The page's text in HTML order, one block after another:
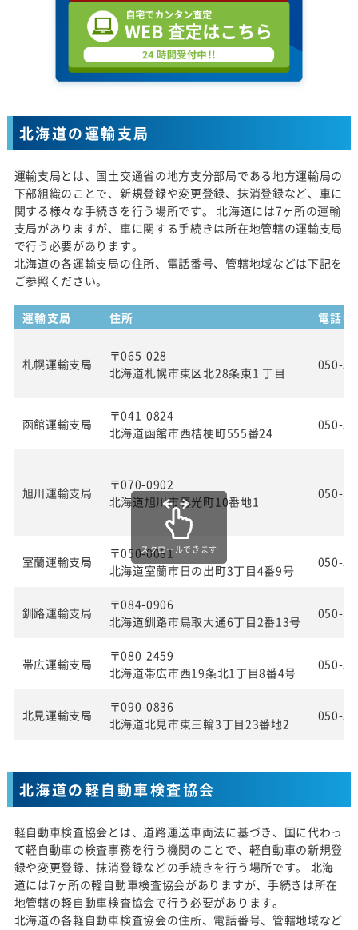
北海道の運輸支局
運輸支局とは、国土交通省の地方支分部局である地方運輸局の
下部組織のことで、新規登録や変更登録、抹消登録など、車に
関する様々な手続きを行う場所です。 北海道には7ヶ所の運輸
支局がありますが、車に関する手続きは所在地管轄の運輸支局
で行う必要があります。
北海道の各運輸支局の住所、電話番号、管轄地域などは下記を
ご参照ください。
運輸支局 住所 電話
札幌運輸支局
〒065-028
北海道札幌市東区北28条東1 丁目
050-
函館運輸支局
〒041-0824
北海道函館市西桔梗町555番24
050-
旭川運輸支局
〒070-0902
北海道旭川市春光町10番地1
050-
室蘭運輸支局
〒050-0081
北海道室蘭市日の出町3丁目4番9号
050-
釧路運輸支局
〒084-0906
北海道釧路市鳥取大通6丁目2番13号
050-
帯広運輸支局
〒080-2459
北海道帯広市西19条北1丁目8番4号
050-
北見運輸支局
〒090-0836
北海道北見市東三輪3丁目23番地2
050-
スクロールできます
北海道の軽自動車検査協会
軽自動車検査協会とは、道路運送車両法に基づき、国に代わっ
て軽自動車の検査事務を行う機関のことで、軽自動車の新規登
録や変更登録、抹消登録などの手続きを行う場所です。 北海
道には7ヶ所の軽自動車検査協会がありますが、手続きは所在
地管轄の軽自動車検査協会で行う必要があります。
北海道の各軽自動車検査協会の住所、電話番号、管轄地域など